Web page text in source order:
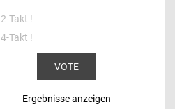
2-Takt !
4-Takt !
Ergebnisse anzeigen